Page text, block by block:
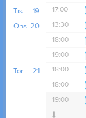
20:00
20:00
19
Tis 17:00
21:00
20
Ons 13:30
15:00
18:00
19:00
19:00
21:00
21
Tor 18:00
20:00
18:00
20:00
19:00